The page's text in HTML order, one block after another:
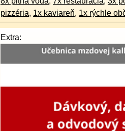
pizzéria, 1x kaviareň, 1x rýchle
Extra: